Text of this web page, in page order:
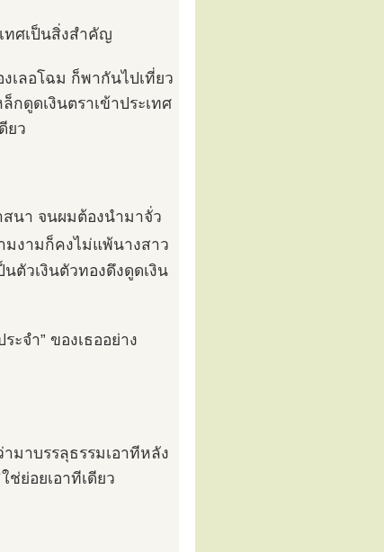
ทศเป็นสิ่งสำคัญ
เลอโฉม ก็พากันไปเที่ยว
ดูดเงินตราเข้าประเทศ
ยว
นา จนผมต้องนำมาจั่ว
มงามก็คงไม่แพ้นางสาว
ตัวเงินตัวทองดึงดูดเงิน
ะจำ” ของเธออย่าง
มาบรรลุธรรมเอาทีหลัง
ย่อยเอาทีเดียว